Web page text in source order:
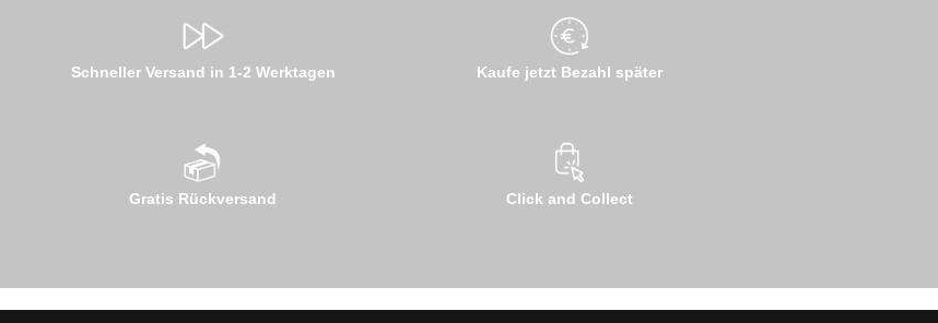
Schneller Versand in 1-2 Werktagen Kaufe jetzt Bezahl später
Gratis Rückversand Click and Collect